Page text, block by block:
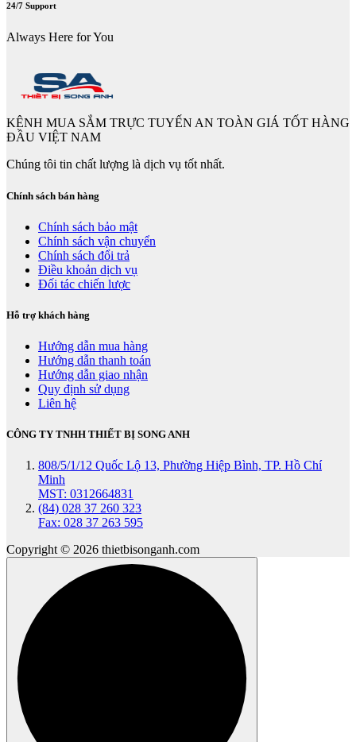
24/7 Support
Always Here for You
KÊNH MUA SẮM TRỰC TUYẾN AN TOÀN GIÁ TỐT HÀNG
ĐẦU VIỆT NAM
Chúng tôi tin chất lượng là dịch vụ tốt nhất.
Chính sách bán hàng
Chính sách bảo mật
Chính sách vận chuyển
Chính sách đổi trả
Điều khoản dịch vụ
Đối tác chiến lược
Hỗ trợ khách hàng
Hướng dẫn mua hàng
Hướng dẫn thanh toán
Hướng dẫn giao nhận
Quy định sử dụng
Liên hệ
CÔNG TY TNHH THIẾT BỊ SONG ANH
808/5/1/12 Quốc Lộ 13, Phường Hiệp Bình, TP. Hồ Chí
Minh
MST: 0312664831
(84) 028 37 260 323
Fax: 028 37 263 595
Copyright © 2026 thietbisonganh.com